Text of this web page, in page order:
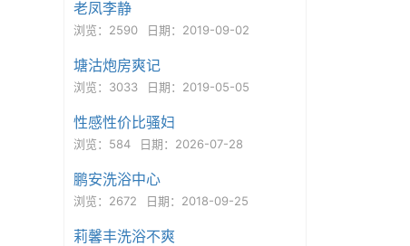
老凤李静
浏览：2590 日期：2019-09-02
塘沽炮房爽记
浏览：3033 日期：2019-05-05
性感性价比骚妇
浏览：584 日期：2026-07-28
鹏安洗浴中心
浏览：2672 日期：2018-09-25
莉馨丰洗浴不爽